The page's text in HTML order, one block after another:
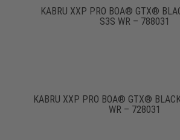
KABRU XXP PRO BOA® GTX®
S3S WR – 788031
KABRU XXP PRO BOA® GTX®
WR – 728031